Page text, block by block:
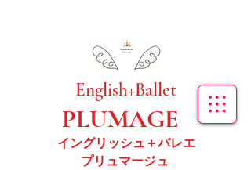
イングリッシュ＋バレエ
​English+Ballet
PLUMAGE
プリュマージュ